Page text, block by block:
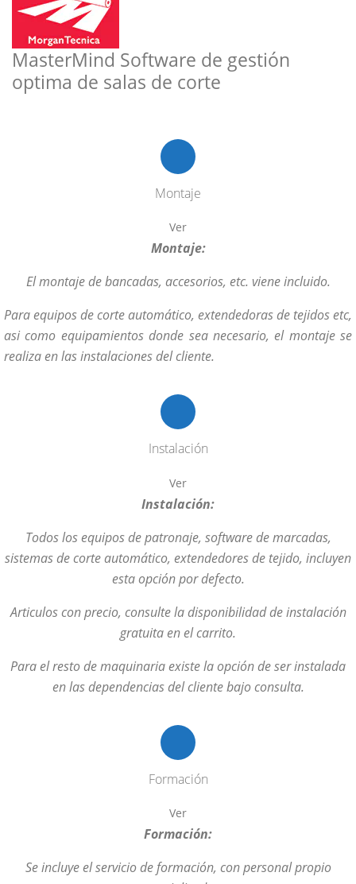
MasterMind Software de gestión
optima de salas de corte
Montaje
Ver
Montaje:
El montaje de bancadas, accesorios, etc. viene incluido.
Para equipos de corte automático, extendedoras de tejidos etc,
asi como equipamientos donde sea necesario, el montaje se
realiza en las instalaciones del cliente.
Instalación
Ver
Instalación:
Todos los equipos de patronaje, software de marcadas,
sistemas de corte automático, extendedores de tejido, incluyen
esta opción por defecto.
Articulos con precio, consulte la disponibilidad de instalación
gratuita en el carrito.
Para el resto de maquinaria existe la opción de ser instalada
en las dependencias del cliente bajo consulta.
Formación
Ver
Formación:
Se incluye el servicio de formación, con personal propio